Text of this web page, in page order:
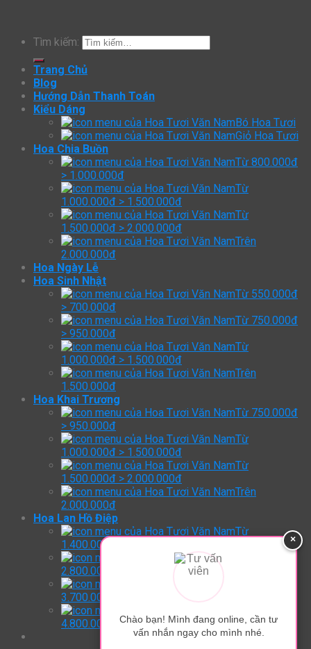
Tìm kiếm:
Trang Chủ
Blog
Hướng Dẫn Thanh Toán
Kiểu Dáng
Bó Hoa Tươi
Giỏ Hoa Tươi
Hoa Chia Buồn
Từ 800.000đ
> 1.000.000đ
Từ
1.000.000đ > 1.500.000đ
Từ
1.500.000đ > 2.000.000đ
Trên
2.000.000đ
Hoa Ngày Lễ
Hoa Sinh Nhật
Từ 550.000đ
> 700.000đ
Từ 750.000đ
> 950.000đ
Từ
1.000.000đ > 1.500.000đ
Trên
1.500.000đ
Hoa Khai Trương
Từ 750.000đ
> 950.000đ
Từ
1.000.000đ > 1.500.000đ
Từ
1.500.000đ > 2.000.000đ
Trên
2.000.000đ
Hoa Lan Hồ Điệp
Từ
1.400.000đ > 2.800.000đ
2.800.000đ > 3.700.000đ
3.700.000đ > 4.800.000đ
4.800.000đ
×
Chào bạn! Mình đang online, cần tư
vấn nhắn ngay cho mình nhé.